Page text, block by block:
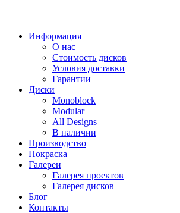
Информация
О нас
Стоимость дисков
Условия доставки
Гарантии
Диски
Monoblock
Modular
All Designs
В наличии
Производство
Покраска
Галереи
Галерея проектов
Галерея дисков
Блог
Контакты